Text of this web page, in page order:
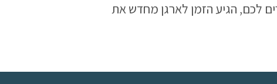
לכם, הגיע הזמן לארגן מחדש את